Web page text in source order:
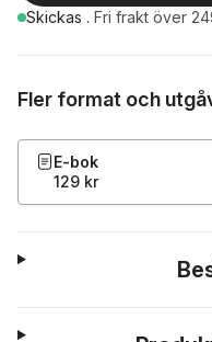
Skickas . Fri frakt över
Fler format och
E-bok
129 kr